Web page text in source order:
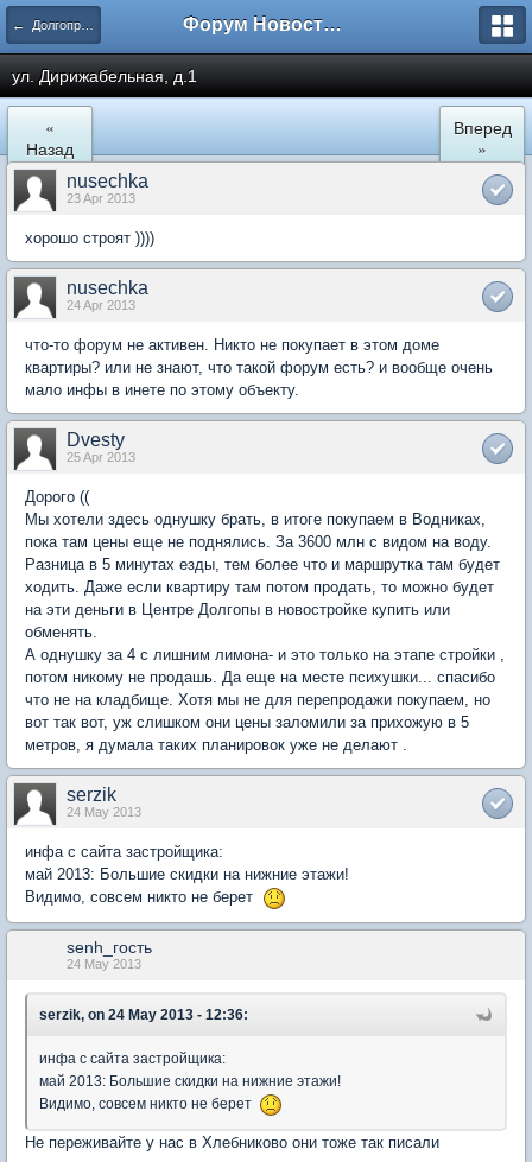
← Долгопрудный Форум Новостройки
ул. Дирижабельная, д.1
«
Назад
Вперед
»
nusechka
23 Apr 2013
хорошо строят ))))
nusechka
24 Apr 2013
что-то форум не активен. Никто не покупает в этом доме
квартиры? или не знают, что такой форум есть? и вообще очень
мало инфы в инете по этому объекту.
Dvesty
25 Apr 2013
Дорого ((
Мы хотели здесь однушку брать, в итоге покупаем в Водниках,
пока там цены еще не поднялись. За 3600 млн с видом на воду.
Разница в 5 минутах езды, тем более что и маршрутка там будет
ходить. Даже если квартиру там потом продать, то можно будет
на эти деньги в Центре Долгопы в новостройке купить или
обменять.
А однушку за 4 с лишним лимона- и это только на этапе стройки ,
потом никому не продашь. Да еще на месте психушки... спасибо
что не на кладбище. Хотя мы не для перепродажи покупаем, но
вот так вот, уж слишком они цены заломили за прихожую в 5
метров, я думала таких планировок уже не делают .
serzik
24 May 2013
инфа с сайта застройщика:
май 2013: Большие скидки на нижние этажи!
Видимо, совсем никто не берет
senh_гость
24 May 2013
serzik, on 24 May 2013 - 12:36:
инфа с сайта застройщика:
май 2013: Большие скидки на нижние этажи!
Видимо, совсем никто не берет
Не переживайте у нас в Хлебниково они тоже так писали